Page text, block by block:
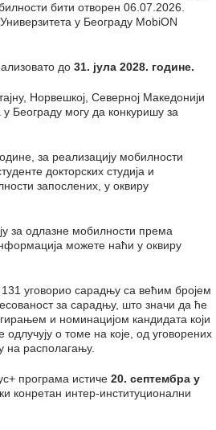
бити отворен 06.07.2026.
у Београду MobiON
до 31. јула 2028. године.
Норвешкој, Северној Македонији
у Београду могу да конкуришу за
за реализацију мобилности
докторских студија и
запослених, у оквиру
за одлазне мобилности према
можете наћи у оквиру
уговорио сарадњу са већим бројем
за сарадњу, што значи да ће
и номинацијом кандидата који
о томе на које, од уговорених
на располагању.
програма истиче 20. септембра у
конретан интер-институционални